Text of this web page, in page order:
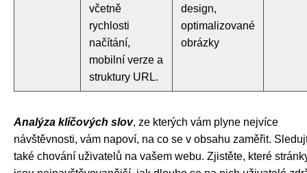
včetně
rychlosti
načítání,
mobilní verze a
struktury URL.
design,
optimalizované
obrázky
Analýza klíčových slov, ze kterých vám plyne nejvíce
návštěvnosti, vám napoví, na co se v obsahu zaměřit.
také chování uživatelů na vašem webu. Zjistěte, které